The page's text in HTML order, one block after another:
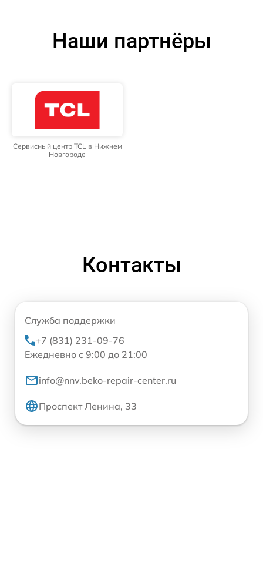
Наши партнёры
Сервисный центр TCL в Нижнем
Новгороде
Контакты
Служба поддержки
+7 (831) 231-09-76
Ежедневно с 9:00 до 21:00
info@nnv.beko-repair-center.ru
Проспект Ленина, 33